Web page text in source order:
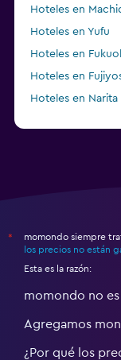
Hoteles en
Hoteles en Yufu
Hoteles en
Hoteles en
Hoteles en Narita
*
momondo siempre
los precios no están
Esta es la razón:
momondo no
Agregamos
¿Por qué los